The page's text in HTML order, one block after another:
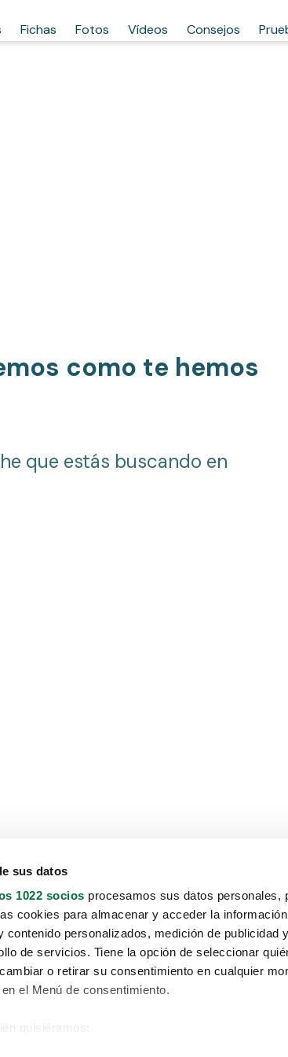
sus datos
1022 socios procesamos sus datos personales,
cookies para almacenar y acceder la
contenido personalizados, medición de publicidad
de servicios. Tiene la opción de seleccionar
o retirar su consentimiento en cualquier
el Menú de consentimiento.
quisiéramos:
Fichas Fotos Vídeos Consejos
como te hemos
que estás buscando en